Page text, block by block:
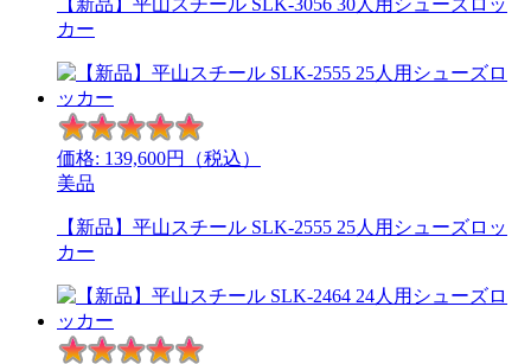
カー
価格: 139,600円（税込）
美品
【新品】平山スチール SLK-2555 25人用シューズロッ
カー